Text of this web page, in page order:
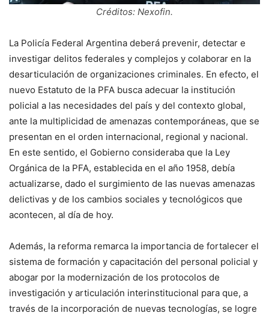
Créditos: Nexofin.
La Policía Federal Argentina deberá prevenir, detectar e
investigar delitos federales y complejos y colaborar en la
desarticulación de organizaciones criminales. En efecto, el
nuevo Estatuto de la PFA busca adecuar la institución
policial a las necesidades del país y del contexto global,
ante la multiplicidad de amenazas contemporáneas, que se
presentan en el orden internacional, regional y nacional.
En este sentido, el Gobierno consideraba que la Ley
Orgánica de la PFA, establecida en el año 1958, debía
actualizarse, dado el surgimiento de las nuevas amenazas
delictivas y de los cambios sociales y tecnológicos que
acontecen, al día de hoy.
Además, la reforma remarca la importancia de fortalecer el
sistema de formación y capacitación del personal policial y
abogar por la modernización de los protocolos de
investigación y articulación interinstitucional para que, a
través de la incorporación de nuevas tecnologías, se logre